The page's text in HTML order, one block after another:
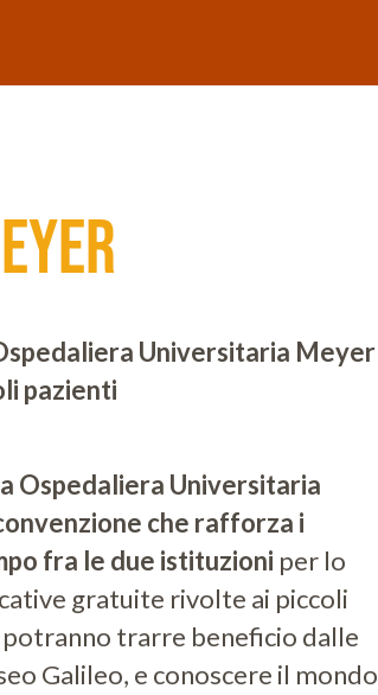
Universitaria Meyer
pazienti
Ospedaliera Universitaria
che rafforza i
fra le due istituzioni per lo
gratuite rivolte ai piccoli
potranno trarre beneficio dalle
Galileo, e conoscere il mondo